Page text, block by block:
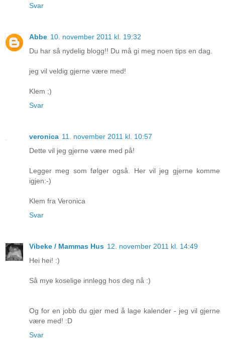
Svar
Abbe 10. november 2011 kl. 19:32
Du har så nydelig blogg!! Du må gi meg noen tips en dag.
jeg vil veldig gjerne være med!
Klem ;)
Svar
veronica 11. november 2011 kl. 10:57
Dette vil jeg gjerne være med på!
Legger meg som følger også. Her vil jeg gjerne komme
igjen:-)
Klem fra Veronica
Svar
Vibeke / Mammas Hus 12. november 2011 kl. 14:49
Hei hei! :)
Så mye koselige innlegg hos deg nå :)
Og for en jobb du gjør med å lage kalender - jeg vil gjerne
være med! :D
Svar